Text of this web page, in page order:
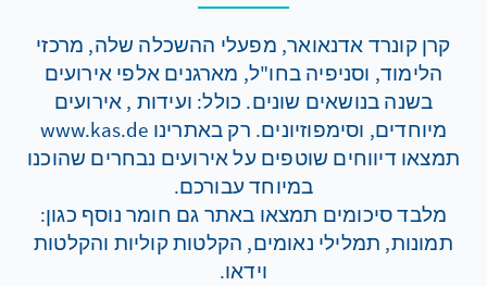
קרן קונרד אדנאואר, מפעלי ההשכלה שלה, מרכזי
הלימוד, וסניפיה בחו"ל, מארגנים אלפי אירועים
בשנה בנושאים שונים. כולל: ועידות , אירועים
מיוחדים, וסימפוזיונים. רק באתרינו www.kas.de
תמצאו דיווחים שוטפים על אירועים נבחרים שהוכנו
במיוחד עבורכם.
מלבד סיכומים תמצאו באתר גם חומר נוסף כגון:
תמונות, תמלילי נאומים, הקלטות קוליות והקלטות
וידאו.